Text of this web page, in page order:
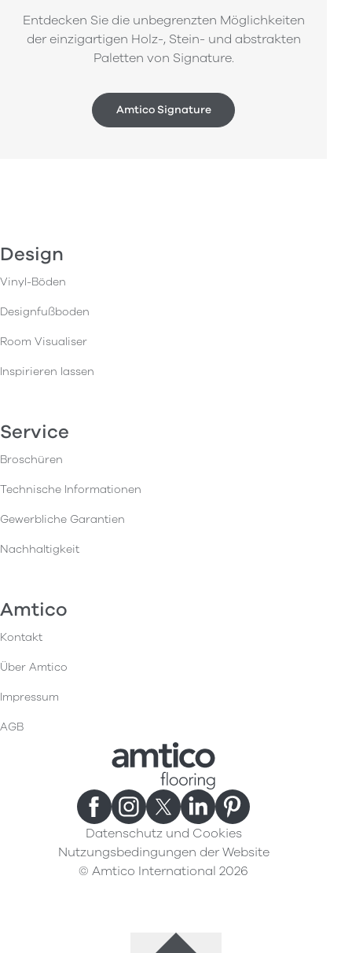
Entdecken Sie die unbegrenzten Möglichkeiten
der einzigartigen Holz-, Stein- und abstrakten
Paletten von Signature.
Amtico Signature
Design
Vinyl-Böden
Designfußboden
Room Visualiser
Inspirieren lassen
Service
Broschüren
Technische Informationen
Gewerbliche Garantien
Nachhaltigkeit
Amtico
Kontakt
Über Amtico
Impressum
AGB
Datenschutz und Cookies
Nutzungsbedingungen der Website
© Amtico International 2026